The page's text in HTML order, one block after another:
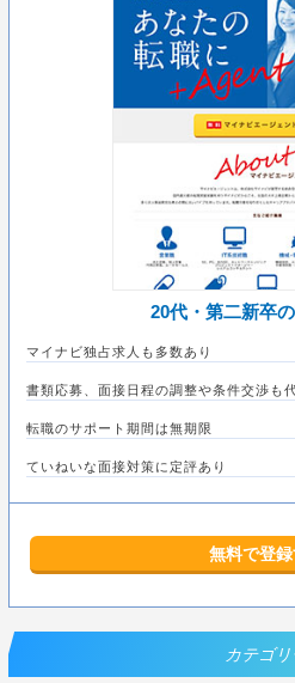
20代・第二新卒
マイナビ独占求人も多数あり
書類応募、面接日程の調整や条件交渉も
転職のサポート期間は無期限
ていねいな面接対策に定評あり
無料で登
カテゴ